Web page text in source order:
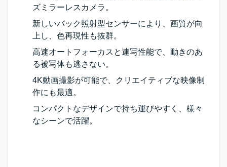
ズミラーレスカメラ。
新しいバック照射型センサーにより、画質が向
上し、色再現性も抜群。
高速オートフォーカスと連写性能で、動きのあ
る被写体も逃さない。
4K動画撮影が可能で、クリエイティブな映像制
作にも最適。
コンパクトなデザインで持ち運びやすく、様々
なシーンで活躍。